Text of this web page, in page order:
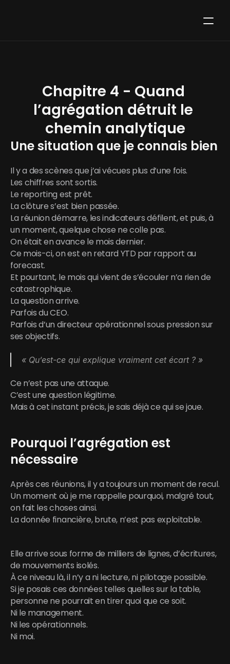
Chapitre 4 - Quand
l’agrégation détruit le
chemin analytique
Une situation que je connais bien
Il y a des scènes que j’ai vécues plus d’une fois.
Les chiffres sont sortis.
Le reporting est prêt.
La clôture s’est bien passée.
La réunion démarre, les indicateurs défilent, et puis, à
un moment, quelque chose ne colle pas.
On était en avance le mois dernier.
Ce mois-ci, on est en retard YTD par rapport au
forecast.
Et pourtant, le mois qui vient de s’écouler n’a rien de
catastrophique.
La question arrive.
Parfois du CEO.
Parfois d’un directeur opérationnel sous pression sur
ses objectifs.
« Qu’est-ce qui explique vraiment cet écart ? »
Ce n’est pas une attaque.
C’est une question légitime.
Mais à cet instant précis, je sais déjà ce qui se joue.
Pourquoi l’agrégation est
nécessaire
Après ces réunions, il y a toujours un moment de recul.
Un moment où je me rappelle pourquoi, malgré tout,
on fait les choses ainsi.
La donnée financière, brute, n’est pas exploitable.
Elle arrive sous forme de milliers de lignes, d’écritures,
de mouvements isolés.
À ce niveau là, il n’y a ni lecture, ni pilotage possible.
Si je posais ces données telles quelles sur la table,
personne ne pourrait en tirer quoi que ce soit.
Ni le management.
Ni les opérationnels.
Ni moi.